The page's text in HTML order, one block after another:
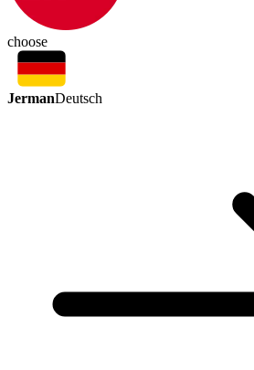
choose
JermanDeutsch